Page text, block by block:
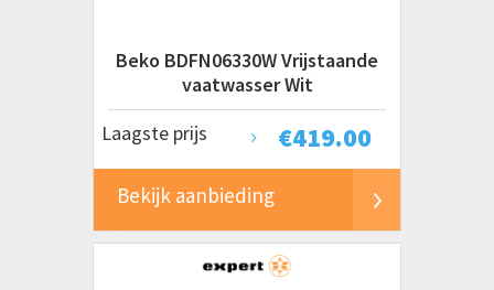
Beko BDFN06330W Vrijstaande
vaatwasser Wit
€419.00
Laagste prijs
Bekijk aanbieding